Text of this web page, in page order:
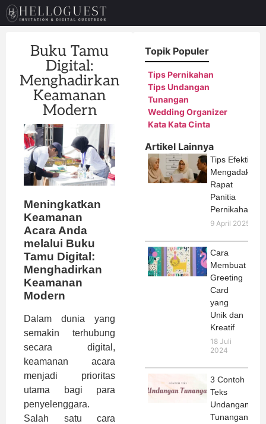
Buku Tamu
Digital:
Menghadirkan
Keamanan
Modern
Meningkatkan
Keamanan
Acara Anda
melalui Buku
Tamu Digital:
Menghadirkan
Keamanan
Modern
Dalam dunia yang
semakin terhubung
secara digital,
keamanan acara
menjadi prioritas
utama bagi para
penyelenggara.
Salah satu cara
Topik Populer
Tips Pernikahan
Tips Undangan
Tunangan
Wedding Organizer
Kata Kata Cinta
Artikel Lainnya
Tips Efektif
Mengadakan
Rapat
Panitia
Pernikahan
9 April 2025
Cara
Membuat
Greeting
Card
yang
Unik dan
Kreatif
18 Juli
2024
3 Contoh
Teks
Undangan
Tunangan